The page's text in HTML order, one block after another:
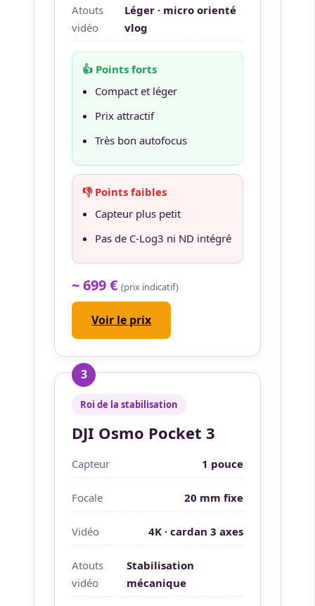
Atouts
vidéo
Léger · micro orienté
vlog
👍 Points forts
Compact et léger
Prix attractif
Très bon autofocus
👎 Points faibles
Capteur plus petit
Pas de C-Log3 ni ND intégré
~ 699 € (prix indicatif)
Voir le prix
3
Roi de la stabilisation
DJI Osmo Pocket 3
Capteur 1 pouce
Focale 20 mm fixe
Vidéo 4K · cardan 3 axes
Atouts
vidéo
Stabilisation
mécanique